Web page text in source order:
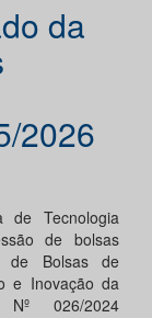
da
2026
de Tecnologia
de bolsas
de Bolsas de
e Inovação da
026/2024